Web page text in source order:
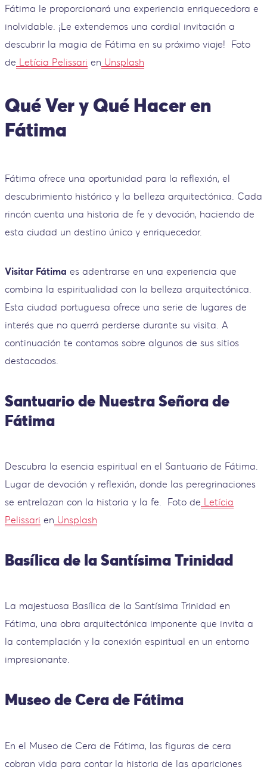
Fátima le proporcionará una experiencia enriquecedora e
inolvidable. ¡Le extendemos una cordial invitación a
descubrir la magia de Fátima en su próximo viaje! Foto
de Letícia Pelissari en Unsplash
Qué Ver y Qué Hacer en
Fátima
Fátima ofrece una oportunidad para la reflexión, el
descubrimiento histórico y la belleza arquitectónica. Cada
rincón cuenta una historia de fe y devoción, haciendo de
esta ciudad un destino único y enriquecedor.
Visitar Fátima es adentrarse en una experiencia que
combina la espiritualidad con la belleza arquitectónica.
Esta ciudad portuguesa ofrece una serie de lugares de
interés que no querrá perderse durante su visita. A
continuación te contamos sobre algunos de sus sitios
destacados.
Santuario de Nuestra Señora de
Fátima
Descubra la esencia espiritual en el Santuario de Fátima.
Lugar de devoción y reflexión, donde las peregrinaciones
se entrelazan con la historia y la fe. Foto de Letícia
Pelissari en Unsplash
Basílica de la Santísima Trinidad
La majestuosa Basílica de la Santísima Trinidad en
Fátima, una obra arquitectónica imponente que invita a
la contemplación y la conexión espiritual en un entorno
impresionante.
Museo de Cera de Fátima
En el Museo de Cera de Fátima, las figuras de cera
cobran vida para contar la historia de las apariciones